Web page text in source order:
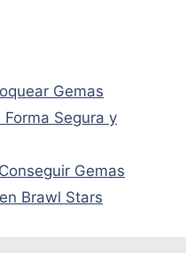
Gemas
Segura y
Gemas
Brawl Stars